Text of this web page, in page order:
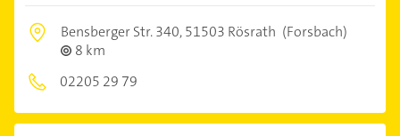
Bensberger Str. 340,51503 Rösrath (Forsbach)
8 km
02205 29 79